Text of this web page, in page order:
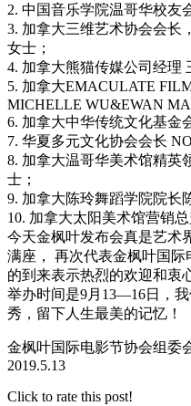
2. 中国音乐学院温哥华校友
3. 加拿大三维艺术协会会长
女士；
4. 加拿大熊猫传媒公司经理
5. 加拿大EMACULATE
MICHELLE WU&EWAN
6. 加拿大中华传统文化基金
7. 华夏多元文化协会会长
8. 加拿大温哥华美术馆精英
士；
9. 加拿大陈玲舞蹈学院院长
10. 加拿大太阳美术馆营销总
今天金枫叶发布会真是艺术
满座， 再次代表金枫叶国
的到来表示热烈的欢迎和衷
举办时间是9月13—16日，
秀，留下人生最美的记忆！
金枫叶国际电影节协会组委
2019.5.13
Click to rate this post!